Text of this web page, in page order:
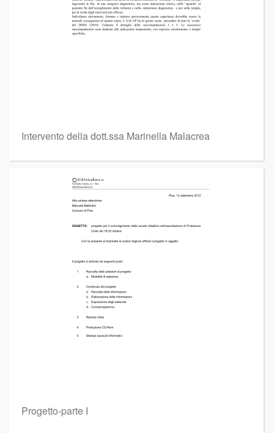
Intervento della dott.ssa Marinella Malacrea
Progetto-parte I